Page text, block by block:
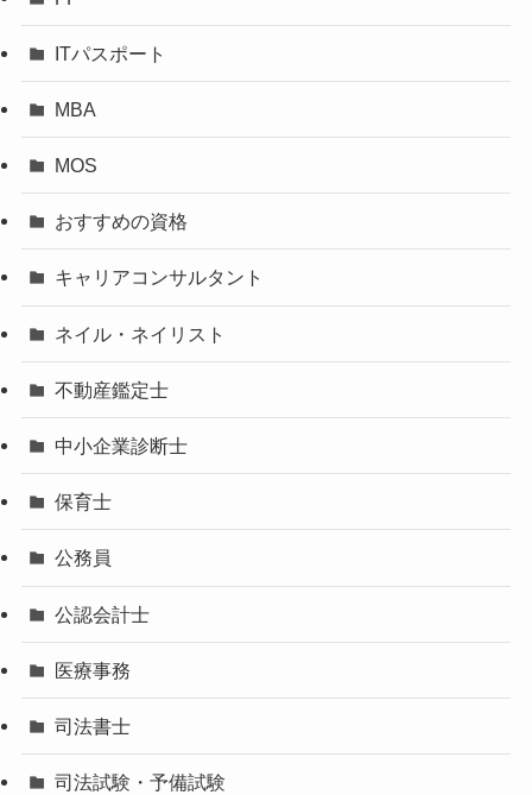
ITパスポート
MBA
MOS
おすすめの資格
キャリアコンサルタント
ネイル・ネイリスト
不動産鑑定士
中小企業診断士
保育士
公務員
公認会計士
医療事務
司法書士
司法試験・予備試験